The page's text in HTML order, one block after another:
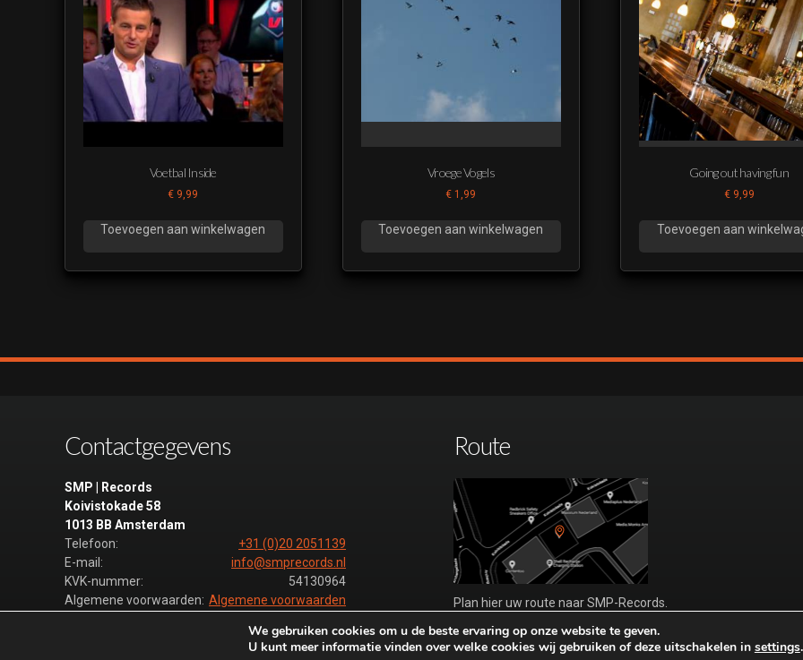
Voetbal Inside
€ 9,99
Toevoegen aan winkelwagen
Vroege Vogels
€ 1,99
Toevoegen aan winkelwagen
Going out having fun
€9,99
Toevoegen aan
Contactgegevens
SMP | Records
Koivistokade 58
1013 BB Amsterdam
Telefoon:
+31 (0)20 2051139
E-mail:
info@smprecords.nl
KVK-nummer:
54130964
Algemene voorwaarden: Algemene voorwaarden
Route
Plan hier uw route naar SMP-Records.
We gebruiken cookies om u de beste ervaring op onze website te geven.
U kunt meer informatie vinden over welke cookies wij gebruiken of deze uitschakelen in settings.